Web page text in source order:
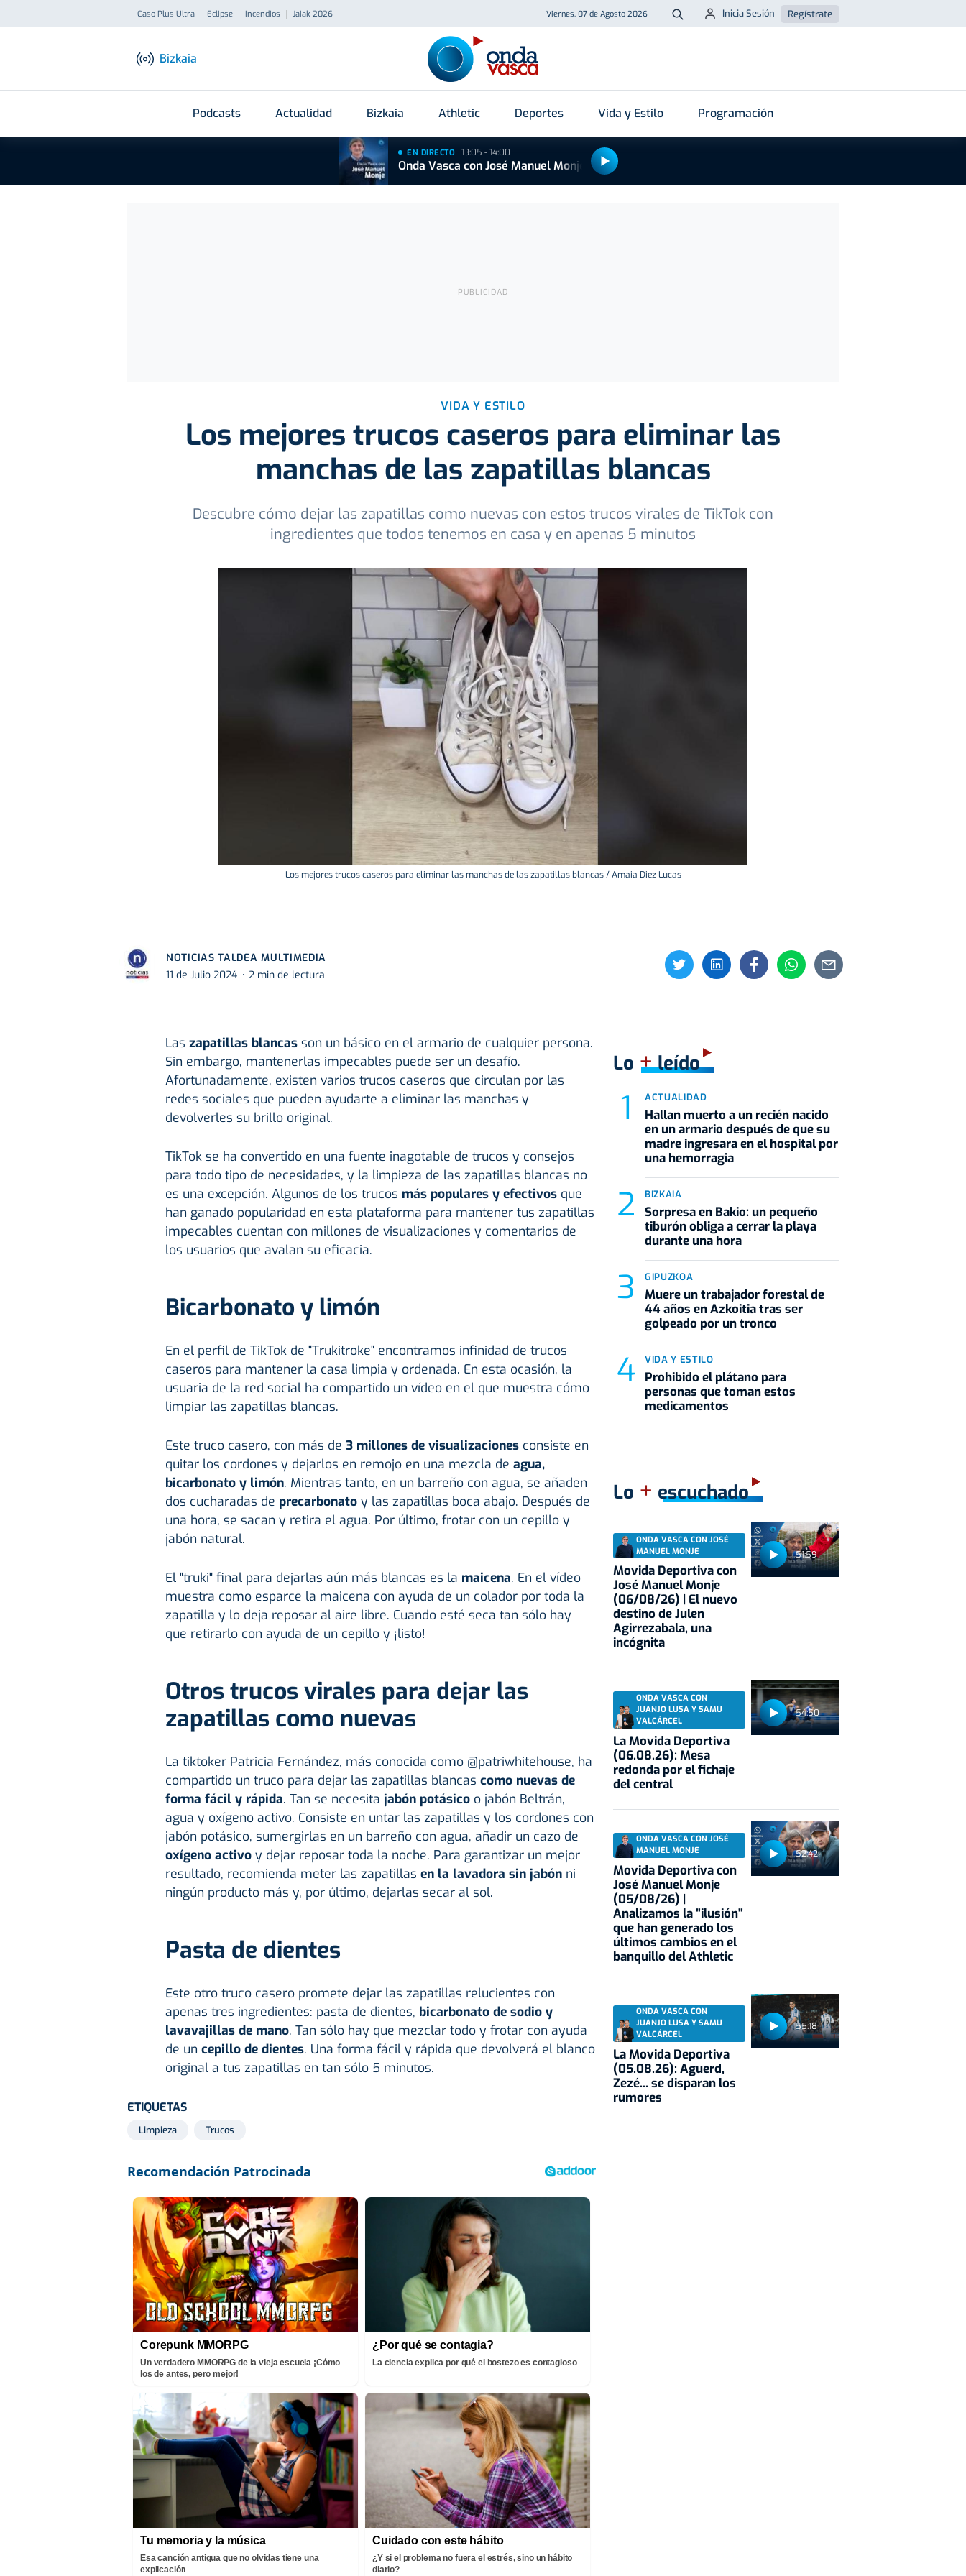
Caso Plus Ultra Eclipse Incendios Jaiak 2026 Viernes, 07 de Agosto 2026 Buscar
Inicia Sesión Regístrate
Bizkaia
Podcasts Actualidad Bizkaia Athletic Deportes Vida y Estilo Programación
EN DIRECTO 13:05 - 14:00
Onda Vasca con José Manuel Monje
VIDA Y ESTILO
Los mejores trucos caseros para eliminar las
manchas de las zapatillas blancas
Descubre cómo dejar las zapatillas como nuevas con estos trucos virales de TikTok con
ingredientes que todos tenemos en casa y en apenas 5 minutos
Los mejores trucos caseros para eliminar las manchas de las zapatillas blancas / Amaia Diez Lucas
NOTICIAS TALDEA MULTIMEDIA
11 de Julio 2024
2 min de lectura
Las zapatillas blancasson un básico en el armario de cualquier persona.
Sin embargo, mantenerlas impecables puede ser un desafío.
Afortunadamente, existen varios trucos caseros que circulan por las
redes sociales que pueden ayudarte a eliminar las manchas y
devolverles su brillo original.
TikTok se ha convertido en una fuente inagotable de trucos y consejos
para todo tipo de necesidades, y la limpieza de las zapatillas blancas no
es una excepción. Algunos de los trucos más populares y efectivosque
han ganado popularidad en esta plataforma para mantener tus zapatillas
impecables cuentan con millones de visualizaciones y comentarios de
los usuarios que avalan su eficacia.
Bicarbonato y limón
En el perfil de TikTok de "Trukitroke" encontramos infinidad de trucos
caseros para mantener la casa limpia y ordenada. En esta ocasión, la
usuaria de la red social ha compartido un vídeo en el que muestra cómo
limpiar las zapatillas blancas.
Este truco casero, con más de 3 millones de visualizacionesconsiste en
quitar los cordones y dejarlos en remojo en una mezcla de agua,
bicarbonato y limón. Mientras tanto, en un barreño con agua, se añaden
dos cucharadas de precarbonatoy las zapatillas boca abajo. Después de
una hora, se sacan y retira el agua. Por último, frotar con un cepillo y
jabón natural.
El "truki" final para dejarlas aún más blancas es la maicena. En el vídeo
muestra como esparce la maicena con ayuda de un colador por toda la
zapatilla y lo deja reposar al aire libre. Cuando esté seca tan sólo hay
que retirarlo con ayuda de un cepillo y ¡listo!
Otros trucos virales para dejar las
zapatillas como nuevas
La tiktoker Patricia Fernández, más conocida como @patriwhitehouse, ha
compartido un truco para dejar las zapatillas blancas como nuevas de
forma fácil y rápida. Tan se necesita jabón potásicoo jabón Beltrán,
agua y oxígeno activo. Consiste en untar las zapatillas y los cordones con
jabón potásico, sumergirlas en un barreño con agua, añadir un cazo de
oxígeno activoy dejar reposar toda la noche. Para garantizar un mejor
resultado, recomienda meter las zapatillas en la lavadora sin jabón ni
ningún producto más y, por último, dejarlas secar al sol.
Pasta de dientes
Este otro truco casero promete dejar las zapatillas relucientes con
apenas tres ingredientes: pasta de dientes, bicarbonato de sodio y
lavavajillas de mano. Tan sólo hay que mezclar todo y frotar con ayuda
de un cepillo de dientes. Una forma fácil y rápida que devolverá el blanco
original a tus zapatillas en tan sólo 5 minutos.
ETIQUETAS
Limpieza Trucos
Corepunk MMORPG
Un verdadero MMORPG de la vieja escuela ¡Cómo
los de antes, pero mejor!
¿Por qué se contagia?
La ciencia explica por qué el bostezo es contagioso
Tu memoria y la música
Esa canción antigua que no olvidas tiene una
explicación
Cuidado con este hábito
¿Y si el problema no fuera el estrés, sino un hábito
diario?
Lo +leído
ACTUALIDAD
Hallan muerto a un recién nacido
en un armario después de que su
madre ingresara en el hospital por
una hemorragia
BIZKAIA
Sorpresa en Bakio: un pequeño
tiburón obliga a cerrar la playa
durante una hora
GIPUZKOA
Muere un trabajador forestal de
44 años en Azkoitia tras ser
golpeado por un tronco
VIDA Y ESTILO
Prohibido el plátano para
personas que toman estos
medicamentos
Lo + escuchado
51:59
ONDA VASCA CON JOSÉ
MANUEL MONJE
Movida Deportiva con
José Manuel Monje
(06/08/26) | El nuevo
destino de Julen
Agirrezabala, una
incógnita
54:50
ONDA VASCA CON
JUANJO LUSA Y SAMU
VALCÁRCEL
La Movida Deportiva
(06.08.26): Mesa
redonda por el fichaje
del central
52:42
ONDA VASCA CON JOSÉ
MANUEL MONJE
Movida Deportiva con
José Manuel Monje
(05/08/26) |
Analizamos la "ilusión"
que han generado los
últimos cambios en el
banquillo del Athletic
55:18
ONDA VASCA CON
JUANJO LUSA Y SAMU
VALCÁRCEL
La Movida Deportiva
(05.08.26): Aguerd,
Zezé... se disparan los
rumores